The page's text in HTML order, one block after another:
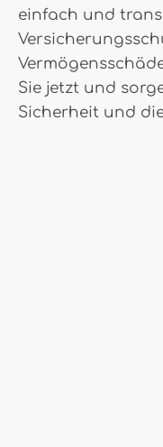
einfach und
Sie jetzt und
Sicherheit und